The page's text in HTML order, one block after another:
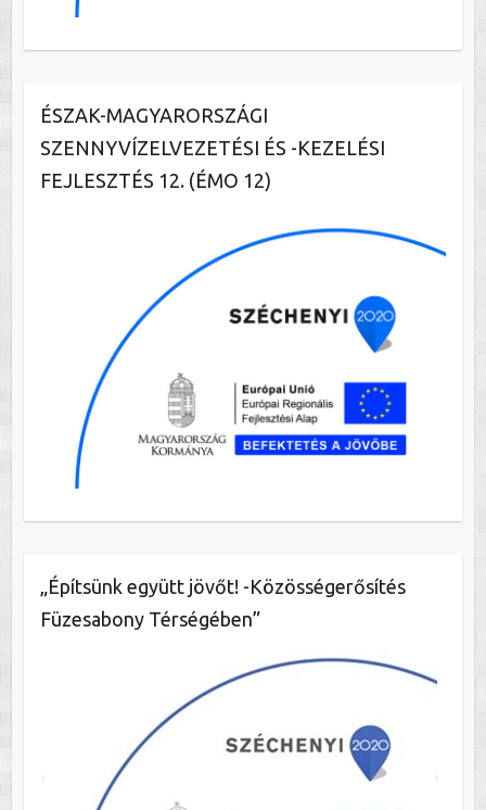
ÉSZAK-MAGYARORSZÁGI
SZENNYVÍZELVEZETÉSI ÉS -KEZELÉSI
FEJLESZTÉS 12. (ÉMO 12)
„Építsünk együtt jövőt! -Közösségerősítés
Füzesabony Térségében”